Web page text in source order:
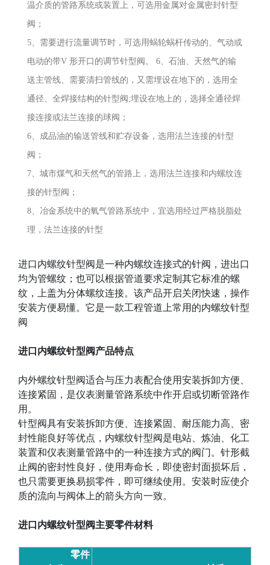
温介质的管路系统或装置上，可选用金属对金属密封针型
阀；
5、需要进行流量调节时，可选用蜗轮蜗杆传动的、气动或
电动的带V 形开口的调节针型阀。 6、石油、天然气的输
送主管线、需要清扫管线的，又需埋设在地下的，选用全
通径、全焊接结构的针型阀;埋设在地上的，选择全通径焊
接连接或法兰连接的球阀；
6、成品油的输送管线和贮存设备，选用法兰连接的针型
阀；
7、城市煤气和天然气的管路上，选用法兰连接和内螺纹连
接的针型阀；
8、冶金系统中的氧气管路系统中，宜选用经过严格脱脂处
理，法兰连接的针型
进口内螺纹针型阀是一种内螺纹连接式的针阀，进出口
均为管螺纹；也可以根据管道要求定制其它标准的螺
纹，上盖为分体螺纹连接。该产品开启关闭快速，操作
安装方便易懂。它是一款工程管道上常用的内螺纹针型
阀
进口内螺纹针型阀产品特点
内外螺纹针型阀适合与压力表配合使用安装拆卸方便、
连接紧固，是仪表测量管路系统中作开启或切断管路作
用。
针型阀具有安装拆卸方便、连接紧固、耐压能力高、密
封性能良好等优点，内螺纹针型阀是电站、炼油、化工
装置和仪表测量管路中的一种连接方式的阀门。针形截
止阀的密封性良好，使用寿命长，即使密封面损坏后，
也只需要更换易损零件，即可继续使用。安装时应使介
质的流向与阀体上的箭头方向一致。
进口内螺纹针型阀主要零件材料
零件